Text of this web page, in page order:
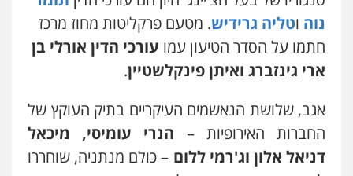
נוה וטליה גרידיש. מטעם פרקליטות מחוז מרכז
חתמו על הסדר הטיעון עמו עורכי הדין אורלי בן
ארי גינזברג ואיתן פינקלשטיין.
אגב, שלושת הנאשמים העיקריים בתיק העוקץ של
החברות האירופיות – הנרי עומיסי, מיכאל
דניאל אלון וג'רמי ללום – כולם מנתניה, שוחררו
אחסון אתרים
מהירות הגנה גיבוי תמיכה שירותים
מקצועיים לעורכי דין
מרכז התחלה חדשה
אסירים עבירות מין שירותים מקצועיים
לעורכי דין
0544500346